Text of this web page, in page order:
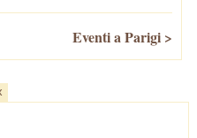
Eventi a Parigi >